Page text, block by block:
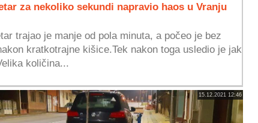
za nekoliko sekundi napravio haos u Vranju
trajao je manje od pola minuta, a počeo je bez
kratkotrajne kišice.Tek nakon toga usledio je jak
količina...
15.12.2021 12:46